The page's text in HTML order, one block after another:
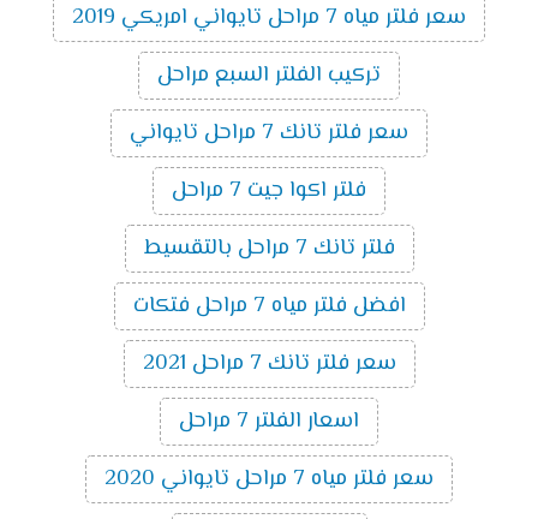
سعر فلتر مياه 7 مراحل تايواني امريكي 2019
تركيب الفلتر السبع مراحل
سعر فلتر تانك 7 مراحل تايواني
فلتر اكوا جيت 7 مراحل
فلتر تانك 7 مراحل بالتقسيط
افضل فلتر مياه 7 مراحل فتكات
سعر فلتر تانك 7 مراحل 2021
اسعار الفلتر 7 مراحل
سعر فلتر مياه 7 مراحل تايواني 2020